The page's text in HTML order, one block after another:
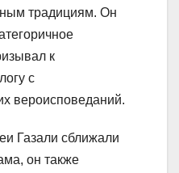
традициям. Он
к
с
вероисповеданий.
Газали сближали
он также